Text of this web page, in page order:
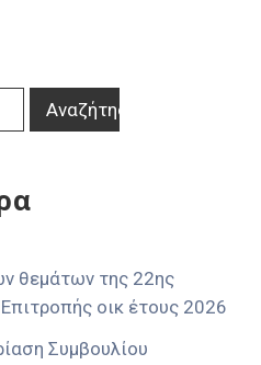
θεμάτων της 22ης
οικ έτους 2026
Συμβουλίου